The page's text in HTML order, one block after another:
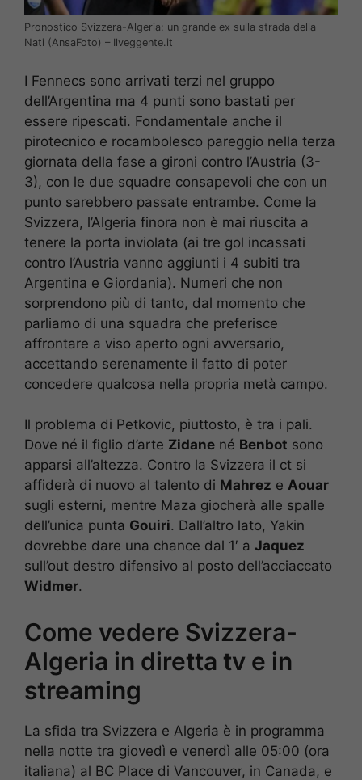
Pronostico Svizzera-Algeria: un grande ex sulla strada della
Nati (AnsaFoto) – Ilveggente.it
I Fennecs sono arrivati terzi nel gruppo
dell’Argentina ma 4 punti sono bastati per
essere ripescati. Fondamentale anche il
pirotecnico e rocambolesco pareggio nella terza
giornata della fase a gironi contro l’Austria (3-
3), con le due squadre consapevoli che con un
punto sarebbero passate entrambe. Come la
Svizzera, l’Algeria finora non è mai riuscita a
tenere la porta inviolata (ai tre gol incassati
contro l’Austria vanno aggiunti i 4 subiti tra
Argentina e Giordania). Numeri che non
sorprendono più di tanto, dal momento che
parliamo di una squadra che preferisce
affrontare a viso aperto ogni avversario,
accettando serenamente il fatto di poter
concedere qualcosa nella propria metà campo.
Il problema di Petkovic, piuttosto, è tra i pali.
Dove né il figlio d’arte Zidane né Benbot sono
apparsi all’altezza. Contro la Svizzera il ct si
affiderà di nuovo al talento di Mahrez e Aouar
sugli esterni, mentre Maza giocherà alle spalle
dell’unica punta Gouiri. Dall’altro lato, Yakin
dovrebbe dare una chance dal 1′ a Jaquez
sull’out destro difensivo al posto dell’acciaccato
Widmer.
Come vedere Svizzera-
Algeria in diretta tv e in
streaming
La sfida tra Svizzera e Algeria è in programma
nella notte tra giovedì e venerdì alle 05:00 (ora
italiana) al BC Place di Vancouver, in Canada, e